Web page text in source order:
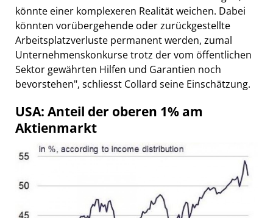
könnte einer komplexeren Realität weichen. Dabei
könnten vorübergehende oder zurückgestellte
Arbeitsplatzverluste permanent werden, zumal
Unternehmenskonkurse trotz der vom öffentlichen
Sektor gewährten Hilfen und Garantien noch
bevorstehen", schliesst Collard seine Einschätzung.
USA: Anteil der oberen 1% am
Aktienmarkt